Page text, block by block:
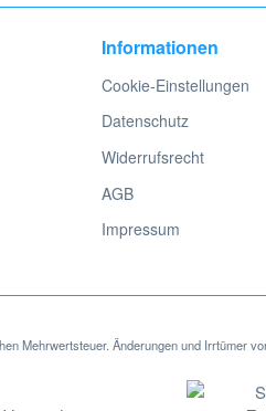
Informationen
Cookie-Einstellungen
Datenschutz
Widerrufsrecht
AGB
Impressum
Mehrwertsteuer. Änderungen und Irrtümer